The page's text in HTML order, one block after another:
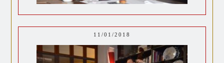
11/01/2018